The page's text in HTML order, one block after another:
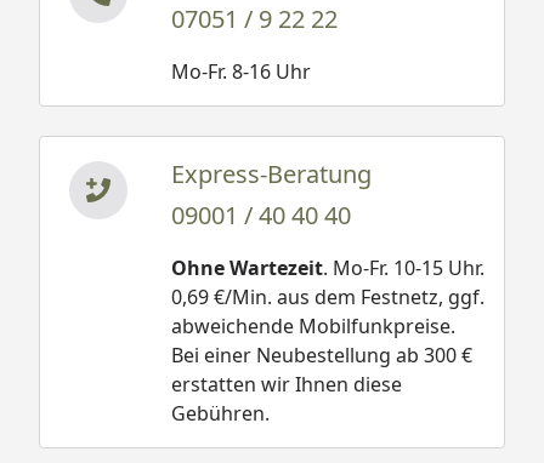
07051 / 9 22 22
Mo-Fr. 8-16 Uhr
Express-Beratung
09001 / 40 40 40
Ohne Wartezeit. Mo-Fr. 10-15 Uhr.
0,69 €/Min. aus dem Festnetz, ggf.
abweichende Mobilfunkpreise.
Bei einer Neubestellung ab 300 €
erstatten wir Ihnen diese
Gebühren.